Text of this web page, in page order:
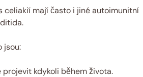
celiakií ‍mají často i jiné autoimunitní
jsou:
kdykoli⁢ během života.